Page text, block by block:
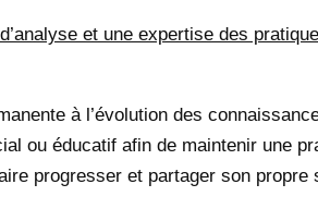
et une expertise des
à l’évolution des
ou éducatif afin de maintenir une
progresser et partager son propre